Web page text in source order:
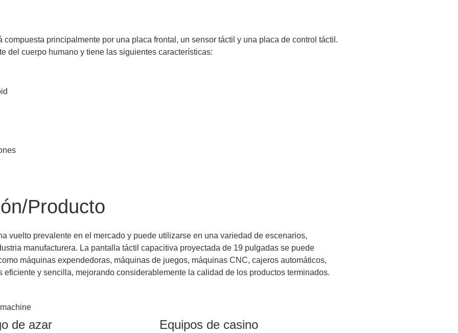
principalmente por una placa frontal, un sensor táctil y una placa de control táctil.
del cuerpo humano y tiene las siguientes características:
Producto
vuelto prevalente en el mercado y puede utilizarse en una variedad de escenarios,
manufacturera. La pantalla táctil capacitiva proyectada de 19 pulgadas se puede
máquinas expendedoras, máquinas de juegos, máquinas CNC, cajeros automáticos,
y sencilla, mejorando considerablemente la calidad de los productos terminados.
de azar Equipos de casino